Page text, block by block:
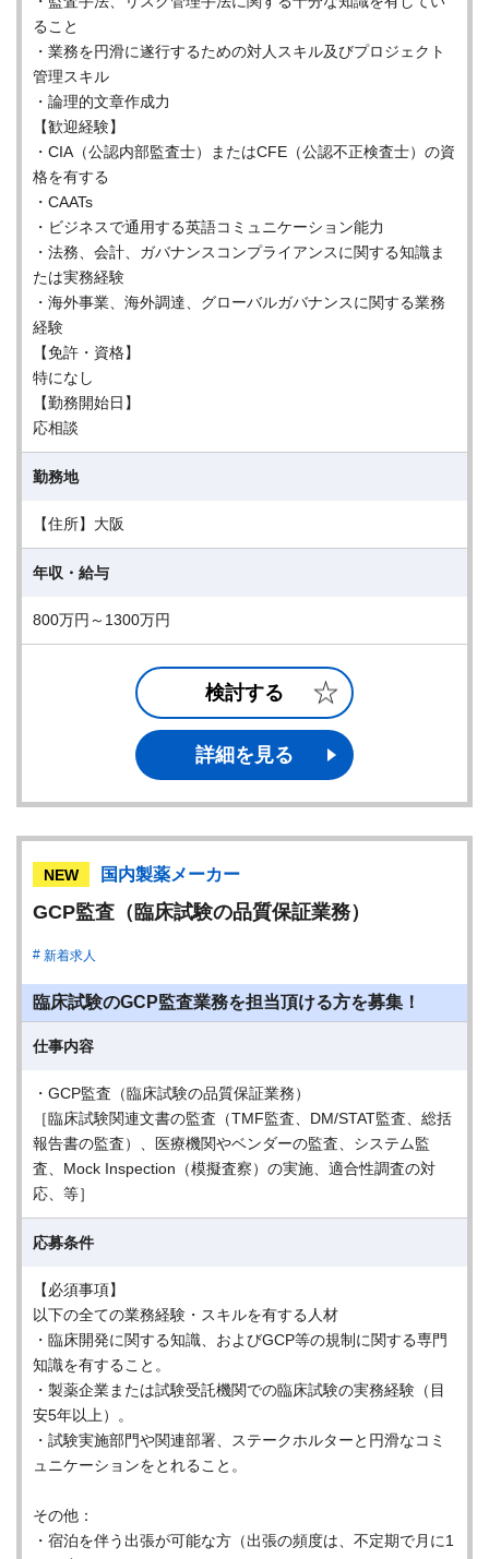
ること
・業務を円滑に遂行するための対人スキル及びプロジェクト
管理スキル
・論理的文章作成力
【歓迎経験】
・CIA（公認内部監査士）またはCFE（公認不正検査士）の資
格を有する
・CAATs
・ビジネスで通用する英語コミュニケーション能力
・法務、会計、ガバナンスコンプライアンスに関する知識ま
たは実務経験
・海外事業、海外調達、グローバルガバナンスに関する業務
経験
【免許・資格】
特になし
【勤務開始日】
応相談
勤務地
【住所】大阪
年収・給与
800万円～1300万円
検討する
詳細を見る
NEW 国内製薬メーカー
GCP監査（臨床試験の品質保証業務）
新着求人
臨床試験のGCP監査業務を担当頂ける方を募集！
仕事内容
・GCP監査（臨床試験の品質保証業務）
［臨床試験関連文書の監査（TMF監査、DM/STAT監査、総括
報告書の監査）、医療機関やベンダーの監査、システム監
査、Mock Inspection（模擬査察）の実施、適合性調査の対
応、等］
応募条件
【必須事項】
以下の全ての業務経験・スキルを有する人材
・臨床開発に関する知識、およびGCP等の規制に関する専門
知識を有すること。
・製薬企業または試験受託機関での臨床試験の実務経験（目
安5年以上）。
・試験実施部門や関連部署、ステークホルターと円滑なコミ
ュニケーションをとれること。
その他：
・宿泊を伴う出張が可能な方（出張の頻度は、不定期で月に1